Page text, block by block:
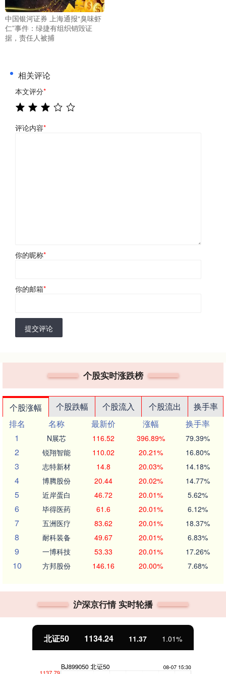
中国银河证券 上海通报“臭味虾
仁”事件：绿捷有组织销毁证
据，责任人被捕
相关评论
本文评分*
评论内容*
你的昵称*
你的邮箱*
提交评论
个股实时涨跌榜
个股涨幅 个股跌幅 个股流入 个股流出
换手率
排名
名称 最新价 涨幅
换手率
1
N展芯 116.52 396.89% 79.39%
2 锐翔智能 110.02 20.21% 16.80%
3 志特新材 14.8 20.03% 14.18%
4 博腾股份 20.44 20.02% 14.77%
5 近岸蛋白 46.72 20.01% 5.62%
6 毕得医药 61.6 20.01% 6.12%
7 五洲医疗 83.62 20.01% 18.37%
8 耐科装备 49.67 20.01% 6.83%
9 一博科技 53.33 20.01% 17.26%
10 方邦股份 146.16 20.00% 7.68%
沪深京行情 实时轮播
北证50 1134.24 11.37 1.01%